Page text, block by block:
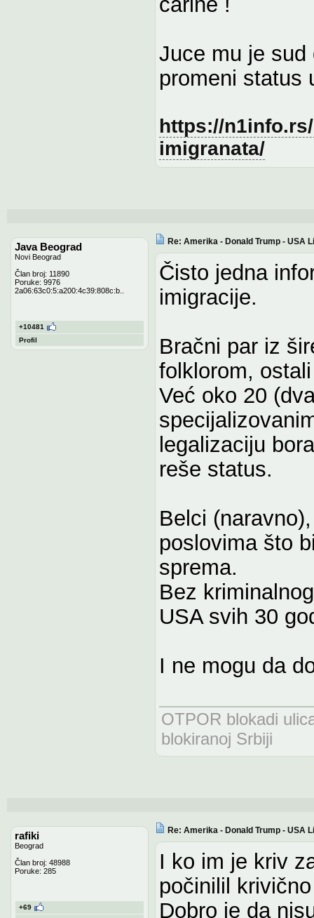
Juce mu je sud
promeni status
https://
imigranata/
Java Beograd
Novi Beograd
Član broj: 11890
Poruke: 9976
2a06:63c0:5:a200:4c39:808c:b..
+10481
Profil
Re: Amerika - Donald Trump - USA
Čisto jedna
imigracije.
Bračni par iz
folklorom,
Već oko 20
legalizaciju
reše status.
Belci
poslovima što
sprema.
Bez
USA svih 30
I ne mogu da
OTPOR blokadi
blokiranoj Srbiji
rafiki
Beograd
Član broj: 48988
Poruke: 285
+69
Re: Amerika - Donald Trump - USA
I ko im je kriv
počinilil
Dobro je da